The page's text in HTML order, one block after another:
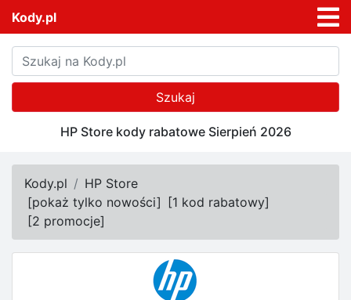
Kody.pl
Szukaj
HP Store kody rabatowe Sierpień 2026
Kody.pl
HP Store
[pokaż tylko nowości] [1 kod rabatowy]
[2 promocje]